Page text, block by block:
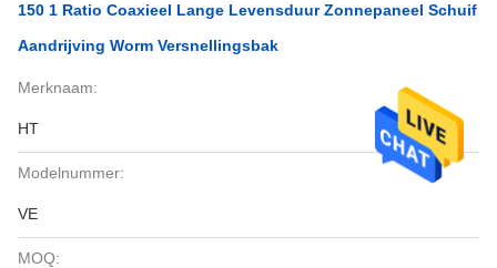
150 1 Ratio Coaxieel Lange Levensduur Zonnepaneel Schuif
Aandrijving Worm Versnellingsbak
Merknaam:
HT
Modelnummer:
VE
MOQ: